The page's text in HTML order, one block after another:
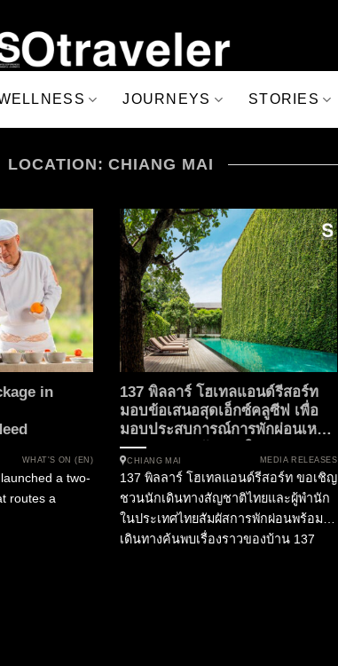
JOURNEYS STORIES
LOCATION: CHIANG MAI
in
WHAT'S ON (EN)
a two-
routes a
137 พิลลาร์ โฮเทลแอนด์รีสอร์ท
มอบข้อเสนอสุดเอ็กซ์คลูซีฟ เพื่อ
มอบประสบการณ์การพักผ่อนเหนือ
ระดับสำหรับผู้พำนักใน
ประเทศไทย
CHIANG MAI MEDIA RELEASES
137 พิลลาร์ โฮเทลแอนด์รีสอร์ท ขอเชิญ
ชวนนักเดินทางสัญชาติไทยและผู้พำนัก
ในประเทศไทยสัมผัสการพักผ่อนพร้อม
เดินทางค้นพบเรื่องราวของบ้าน 137